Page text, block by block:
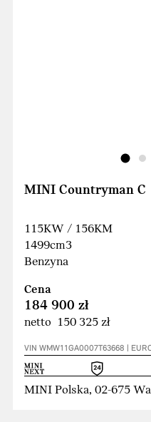
MINI Countryman C
115KW / 156KM
1499cm3
Benzyna
Cena
184 900 zł
netto 150 325 zł
VIN WMW11GA0007T63668 |
MINI Polska, 02-675